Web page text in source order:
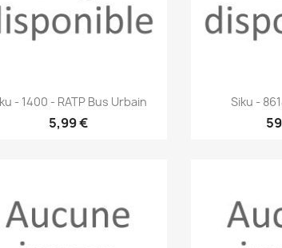
Aperçu rapide
- 1400 - RATP Bus Urbain
5,99 €

Siku -